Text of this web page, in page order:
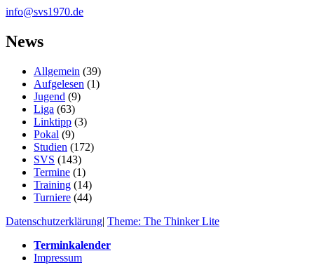
info@svs1970.de
News
Allgemein (39)
Aufgelesen (1)
Jugend (9)
Liga (63)
Linktipp (3)
Pokal (9)
Studien (172)
SVS (143)
Termine (1)
Training (14)
Turniere (44)
Datenschutzerklärung| Theme: The Thinker Lite
Terminkalender
Impressum